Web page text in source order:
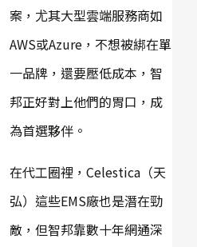
案，尤其大型雲端服務商如
AWS或Azure，不想被綁在單
一品牌，還要壓低成本，智
邦正好對上他們的胃口，成
為首選夥伴。
在代工圈裡，Celestica（天
弘）這些EMS廠也是潛在勁
敵，但智邦靠數十年網通深